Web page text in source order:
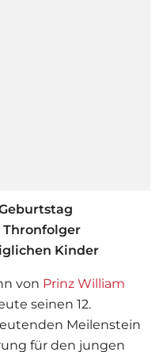
Thronfolger
Kinder
von Prinz William
seinen 12.
Meilenstein
für den jungen